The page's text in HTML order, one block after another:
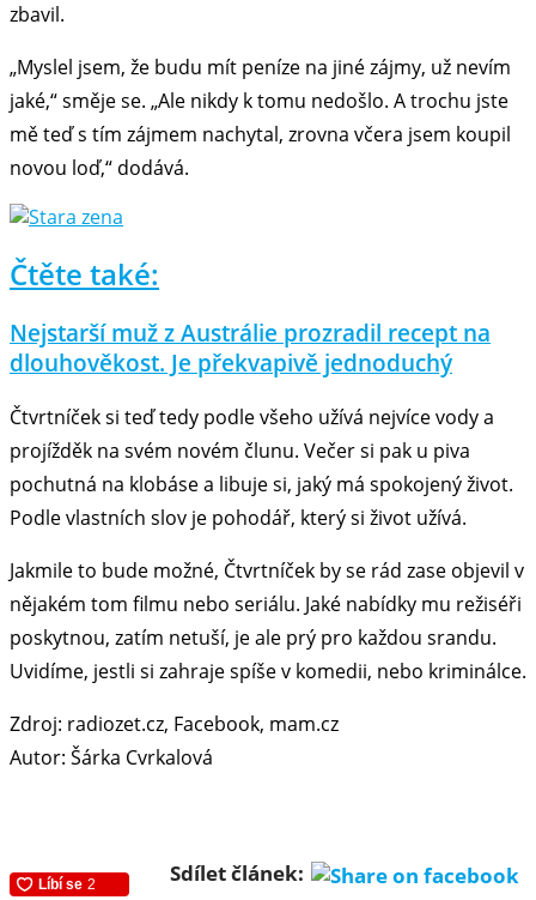
zbavil.
„Myslel jsem, že budu mít peníze na jiné zájmy, už nevím
jaké,“ směje se. „Ale nikdy k tomu nedošlo. A trochu jste
mě teď s tím zájmem nachytal, zrovna včera jsem koupil
novou loď,“ dodává.
Čtěte také:
Nejstarší muž z Austrálie prozradil recept na
dlouhověkost. Je překvapivě jednoduchý
Čtvrtníček si teď tedy podle všeho užívá nejvíce vody a
projížděk na svém novém člunu. Večer si pak u piva
pochutná na klobáse a libuje si, jaký má spokojený život.
Podle vlastních slov je pohodář, který si život užívá.
Jakmile to bude možné, Čtvrtníček by se rád zase objevil v
nějakém tom filmu nebo seriálu. Jaké nabídky mu režiséři
poskytnou, zatím netuší, je ale prý pro každou srandu.
Uvidíme, jestli si zahraje spíše v komedii, nebo kriminálce.
Zdroj: radiozet.cz, Facebook, mam.cz
Autor: Šárka Cvrkalová
Sdílet článek: